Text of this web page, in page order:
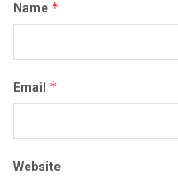
Name *
Email *
Website